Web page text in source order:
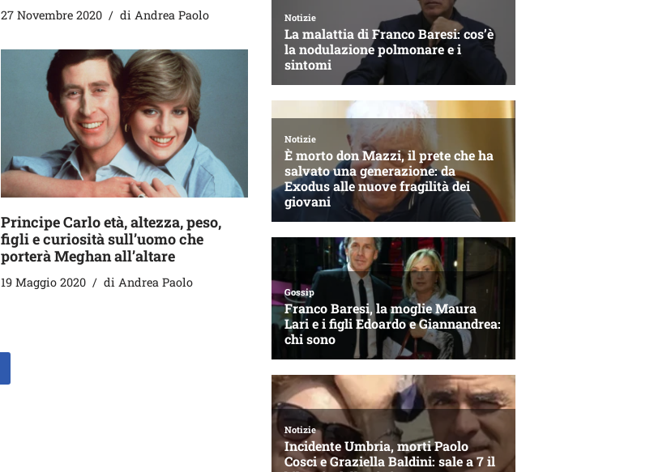
27 Novembre 2020 di Andrea Paolo
Principe Carlo età, altezza, peso,
figli e curiosità sull’uomo che
porterà Meghan all’altare
19 Maggio 2020 di Andrea Paolo